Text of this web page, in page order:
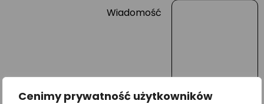
Cenimy prywatność użytkowników
Wiadomość